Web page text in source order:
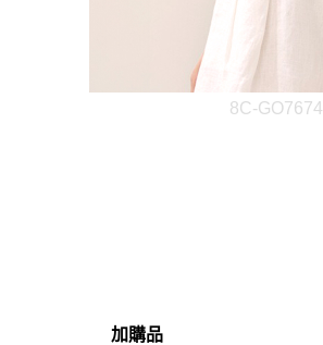
8C-GO7674
加購品